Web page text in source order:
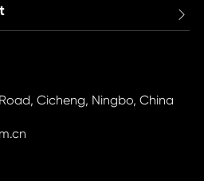

Cicheng, Ningbo, China